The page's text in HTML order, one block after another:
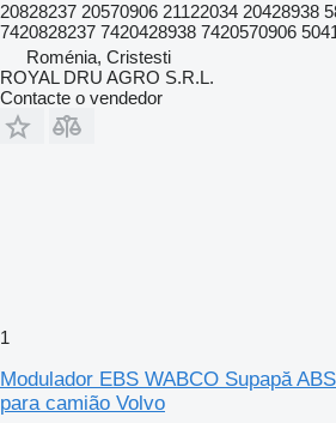
20828237 20570906 21122034 20428938
7420828237 7420428938 7420570906
Roménia, Cristesti
ROYAL DRU AGRO S.R.L.
Contacte o vendedor
1
Modulador EBS WABCO Supapă
para camião Volvo